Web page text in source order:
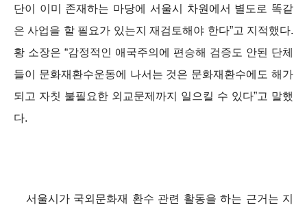
단이 이미 존재하는 마당에 서울시 차원에서 별도로 똑같
은 사업을 할 필요가 있는지 재검토해야 한다”고 지적했다.
황 소장은 “감정적인 애국주의에 편승해 검증도 안된 단체
들이 문화재환수운동에 나서는 것은 문화재환수에도 해가
되고 자칫 불필요한 외교문제까지 일으킬 수 있다”고 말했
다.
서울시가 국외문화재 환수 관련 활동을 하는 근거는 지